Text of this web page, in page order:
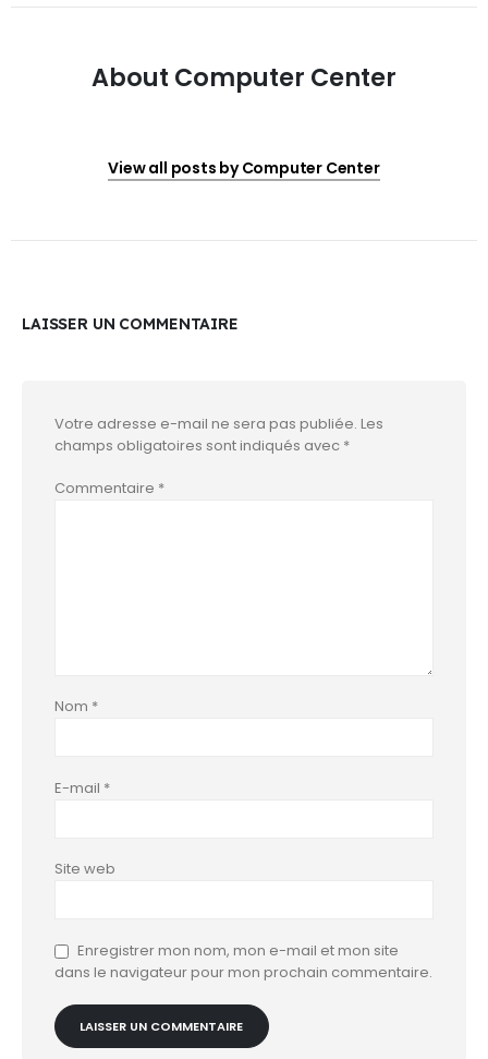
About Computer Center
View all posts by Computer Center
LAISSER UN COMMENTAIRE
Votre adresse e-mail ne sera pas publiée. Les
champs obligatoires sont indiqués avec *
Commentaire *
Nom *
E-mail *
Site web
Enregistrer mon nom, mon e-mail et mon site
dans le navigateur pour mon prochain commentaire.